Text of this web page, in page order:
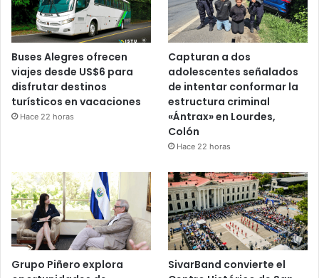
Buses Alegres ofrecen
viajes desde US$6 para
disfrutar destinos
turísticos en vacaciones
Hace 22 horas
Capturan a dos
adolescentes señalados
de intentar conformar la
estructura criminal
«Ántrax» en Lourdes,
Colón
Hace 22 horas
Grupo Piñero explora
SivarBand convierte el